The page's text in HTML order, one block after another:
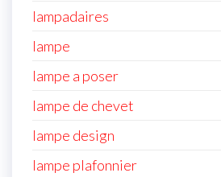
lampadaires
lampe
lampe a poser
lampe de chevet
lampe design
lampe plafonnier